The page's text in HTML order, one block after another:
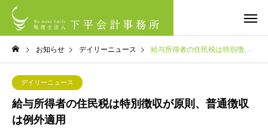
お知らせ デイリーニュース 給与所得者の住民税は特別徴収が原則、普通徴収は例外適用
デイリーニュース
給与所得者の住民税は特別徴収が原則、普通徴収
は例外適用